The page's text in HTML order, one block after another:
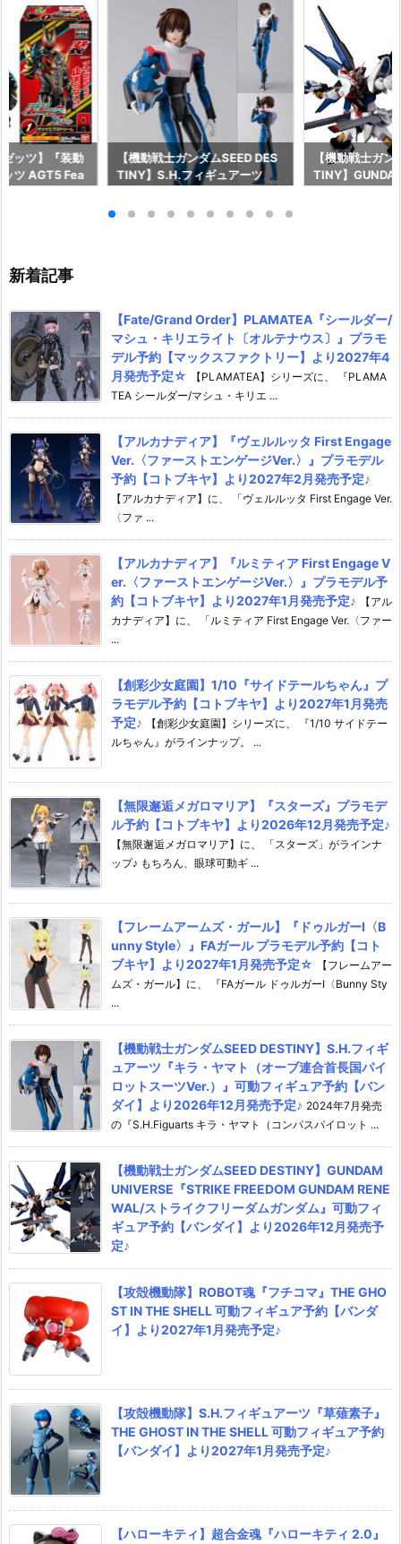
ッツ】『装動
ツ AGT5 Fea
【機動戦士ガンダムSEED DES
TINY】S.H.フィギュアーツ
長国パイロットスーツVer.）』
【機動戦士ガン
TINY】
新着記事
【Fate/Grand Order】PLAMATEA『シールダー/
マシュ・キリエライト〔オルテナウス〕』プラモ
デル予約【マックスファクトリー】より2027年4
月発売予定☆
【PLAMATEA】シリーズに、 『PLAMA
TEA シールダー/マシュ・キリエ ...
【アルカナディア】『ヴェルルッタ First Engage
Ver.〈ファーストエンゲージVer.〉』プラモデル
予約【コトブキヤ】より2027年2月発売予定♪
【アルカナディア】に、 「ヴェルルッタ First Engage Ver.
〈ファ ...
【アルカナディア】『ルミティア First Engage V
er.〈ファーストエンゲージVer.〉』プラモデル予
約【コトブキヤ】より2027年1月発売予定♪
【アル
カナディア】に、 「ルミティア First Engage Ver.〈ファー
...
【創彩少女庭園】1/10『サイドテールちゃん』プ
ラモデル予約【コトブキヤ】より2027年1月発売
予定♪
【創彩少女庭園】シリーズに、 『1/10 サイドテー
ルちゃん』がラインナップ。 ...
【無限邂逅メガロマリア】『スターズ』プラモデ
ル予約【コトブキヤ】より2026年12月発売予定♪
【無限邂逅メガロマリア】に、 「スターズ」がラインナ
ップ♪ もちろん、眼球可動ギ ...
【フレームアームズ・ガール】『ドゥルガーI〈B
unny Style〉』FAガール プラモデル予約【コト
ブキヤ】より2027年1月発売予定☆
【フレームアー
ムズ・ガール】に、 『FAガール ドゥルガーI〈Bunny Sty
...
【機動戦士ガンダムSEED DESTINY】S.H.フィギ
ュアーツ『キラ・ヤマト（オーブ連合首長国パイ
ロットスーツVer.）』可動フィギュア予約【バン
ダイ】より2026年12月発売予定♪ 2024年7月発売
の『S.H.Figuarts キラ・ヤマト（コンパスパイロット ...
【機動戦士ガンダムSEED DESTINY】GUNDAM
UNIVERSE『STRIKE FREEDOM GUNDAM RENE
WAL/ストライクフリーダムガンダム』可動フィ
ギュア予約【バンダイ】より2026年12月発売予
定♪
【攻殻機動隊】ROBOT魂『フチコマ』THE GHO
ST IN THE SHELL 可動フィギュア予約【バンダ
イ】より2027年1月発売予定♪
【攻殻機動隊】S.H.フィギュアーツ『草薙素子』
THE GHOST IN THE SHELL 可動フィギュア予約
【バンダイ】より2027年1月発売予定♪
【ハローキティ】超合金魂『ハローキティ 2.0』